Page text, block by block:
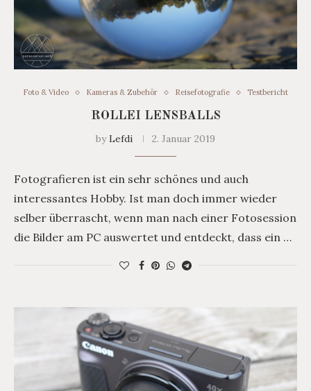
Foto & Video Kameras & Zubehör Reisefotografie Testbericht
ROLLEI LENSBALLS
byLefdi 2. Januar 2019
Fotografieren ist ein sehr schönes und auch
interessantes Hobby. Ist man doch immer wieder
selber überrascht, wenn man nach einer Fotosession
die Bilder am PC auswertet und entdeckt, dass ein …